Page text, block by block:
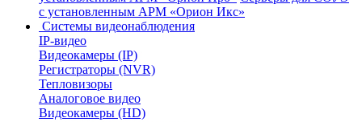
с установленным АРМ «Орион Икс»
Системы видеонаблюдения
IP-видео
Видеокамеры (IP)
Регистраторы (NVR)
Тепловизоры
Аналоговое видео
Видеокамеры (HD)